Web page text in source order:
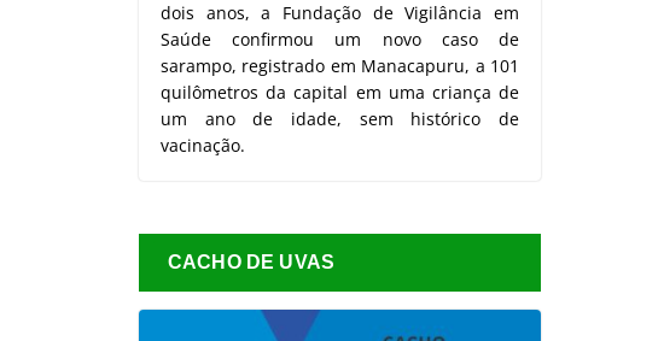
dois anos, a Fundação de Vigilância em
Saúde confirmou um novo caso de
sarampo, registrado em Manacapuru, a 101
quilômetros da capital em uma criança de
um ano de idade, sem histórico de
vacinação.
CACHO DE UVAS